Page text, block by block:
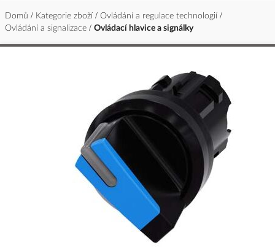
Domů Kategorie zboží
Ovládání a regulace technologií
Ovládání a signalizace
Ovládací hlavice a signálky